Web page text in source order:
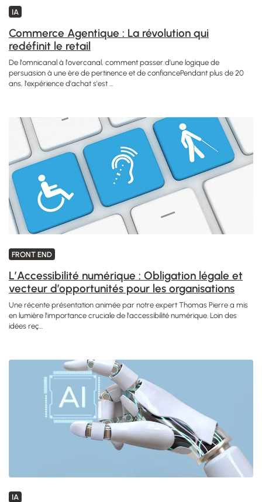
IA
Commerce Agentique : La révolution qui
redéfinit le retail
De l'omnicanal à l'overcanal, comment passer d’une logique de
persuasion à une ère de pertinence et de confiancePendant plus de 20
ans, l'expérience d'achat s'est ...
FRONT END
L’Accessibilité numérique : Obligation légale et
vecteur d’opportunités pour les organisations
Une récente présentation animée par notre expert Thomas Pierre a mis
en lumière l'importance cruciale de l'accessibilité numérique. Loin des
idées reç...
IA